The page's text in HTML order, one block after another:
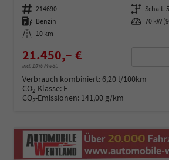
Fahrzeugnummer 214690 Getriebe Schalt.
Kraftstoff Benzin Leistung 70 kW
Kilometerstand 10 km
21.450,– €
incl. 19% MwSt.
Verbrauch kombiniert:6,20 l/100km
CO2-Klasse: E
CO2-Emissionen: 141,00 g/km